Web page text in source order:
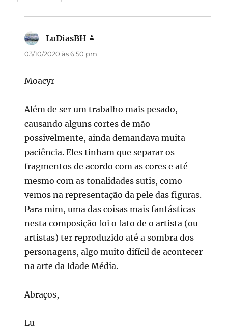
LuDiasBH
03/10/2020 às 6:50 pm
Moacyr
Além de ser um trabalho mais pesado,
causando alguns cortes de mão
possivelmente, ainda demandava muita
paciência. Eles tinham que separar os
fragmentos de acordo com as cores e até
mesmo com as tonalidades sutis, como
vemos na representação da pele das figuras.
Para mim, uma das coisas mais fantásticas
nesta composição foi o fato de o artista (ou
artistas) ter reproduzido até a sombra dos
personagens, algo muito difícil de acontecer
na arte da Idade Média.
Abraços,
Lu